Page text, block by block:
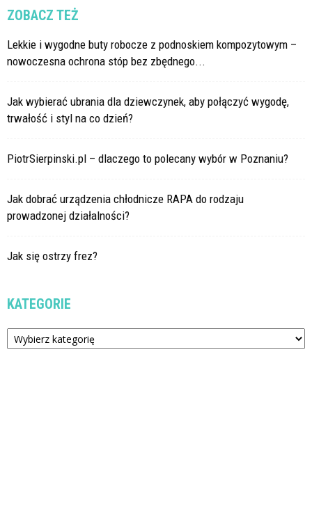
ZOBACZ TEŻ
Lekkie i wygodne buty robocze z podnoskiem kompozytowym –
nowoczesna ochrona stóp bez zbędnego...
Jak wybierać ubrania dla dziewczynek, aby połączyć wygodę,
trwałość i styl na co dzień?
PiotrSierpinski.pl – dlaczego to polecany wybór w Poznaniu?
Jak dobrać urządzenia chłodnicze RAPA do rodzaju
prowadzonej działalności?
Jak się ostrzy frez?
KATEGORIE
Kategorie